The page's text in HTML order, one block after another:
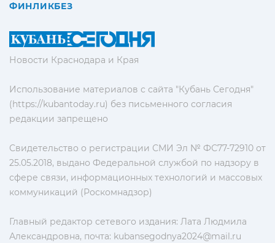
Новости Краснодара и Края
Использование материалов с сайта "Кубань Сегодня"
(https://kubantoday.ru) без письменного согласия
редакции запрещено
Свидетельство о регистрации СМИ Эл № ФС77-72910 от
25.05.2018, выдано Федеральной службой по надзору в
сфере связи, информационных технологий и массовых
коммуникаций (Роскомнадзор)
Главный редактор сетевого издания: Лата Людмила
Александровна, почта: kubansegodnya2024@mail.ru
ФИНЛИКБЕЗ